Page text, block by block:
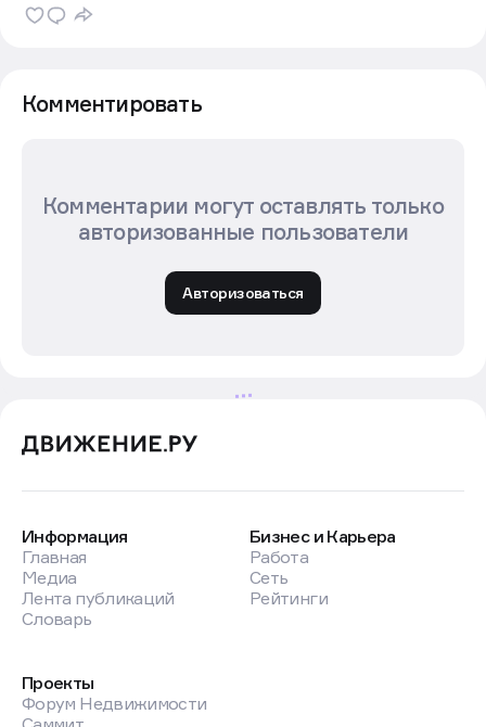
Комментировать
Комментарии могут оставлять только
авторизованные пользователи
Авторизоваться
Новости Новости партнеров
Profitbase выяснил, какой
цифровой сервис
для агентских продаж нужен
рынку